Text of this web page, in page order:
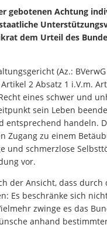
gebotenen Achtung
dem Urteil des
(Az.:
2 Absatz 1 i.V.m.
eines schwer und
sein Leben
handeln.
Zugang zu einem
und schmerzlose
vor.
der Ansicht, dass durch
Es beschränke sich
zwinge es das
anhand